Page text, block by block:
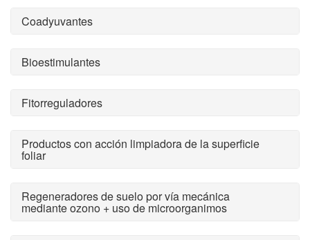
Coadyuvantes
Bioestimulantes
Fitorreguladores
Productos con acción limpiadora de la superficie
foliar
Regeneradores de suelo por vía mecánica
mediante ozono + uso de microorganimos